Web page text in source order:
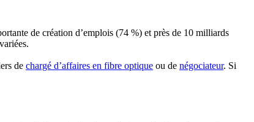
de création d’emplois (74 %) et près de 10 milliards
de chargé d’affaires en fibre optique ou de négociateur. Si